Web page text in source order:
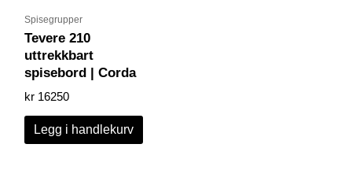
Spisegrupper
Tevere 210
uttrekkbart
spisebord | Corda
kr 16250
Legg i handlekurv